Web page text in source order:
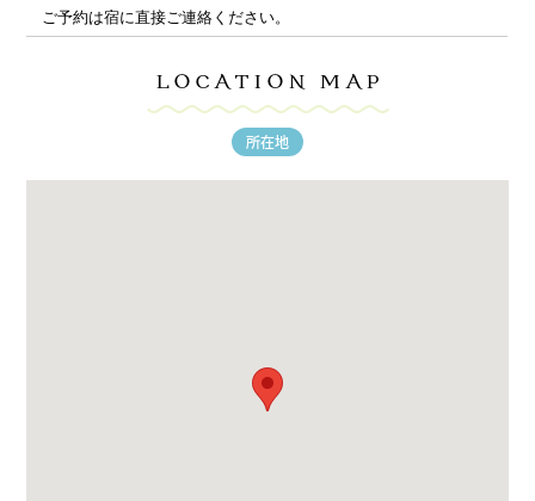
ご予約は宿に直接ご連絡ください。
LOCATION MAP
所在地